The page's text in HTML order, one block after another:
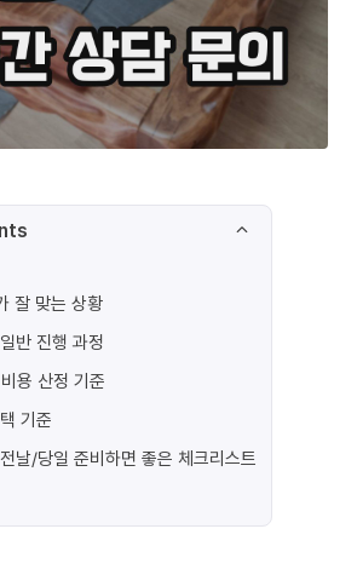
잘 맞는 상황
반 진행 과정
용 산정 기준
기준
날/당일 준비하면 좋은 체크리스트